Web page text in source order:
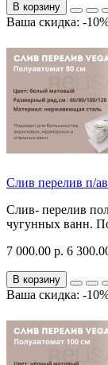
В корзину
Ваша скидка: -
Слив перелив п/
Слив- перелив
чугунных ванн.
7 000.00 р. 6
В корзину
Ваша скидка: -